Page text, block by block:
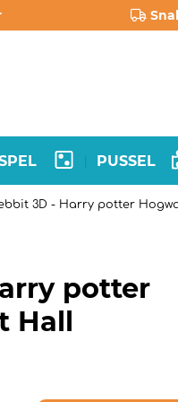
PUSSEL
3D - Harry potter
potter
Hall